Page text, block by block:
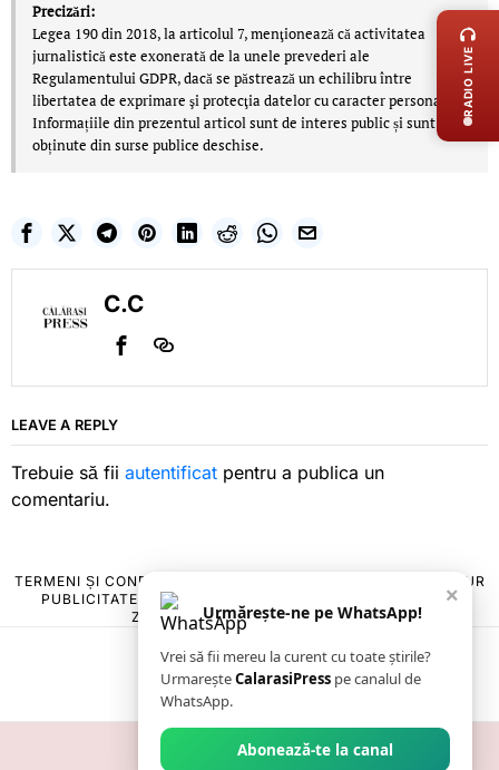
Precizări:
Legea 190 din 2018, la articolul 7, menţionează că activitatea
jurnalistică este exonerată de la unele prevederi ale
Regulamentului GDPR, dacă se păstrează un echilibru între
libertatea de exprimare şi protecţia datelor cu caracter personal.
Informațiile din prezentul articol sunt de interes public și sunt
obținute din surse publice deschise.
C.C
LEAVE A REPLY
Trebuie să fii autentificat pentru a publica un
comentariu.
TERMENI ȘI CONDIȚII
POLITICA DE ANULARE & RETUR
PUBLICITATE ONLINE & TIPĂRITĂ
CONTACT
ZIARUL ANUNȚUL CĂLĂRĂȘEAN
×
Urmărește-ne pe WhatsApp!
Vrei să fii mereu la curent cu toate știrile?
UrmareșteCalarasiPress pe canalul de
WhatsApp.
Abonează-te la canal
RADIO LIVE